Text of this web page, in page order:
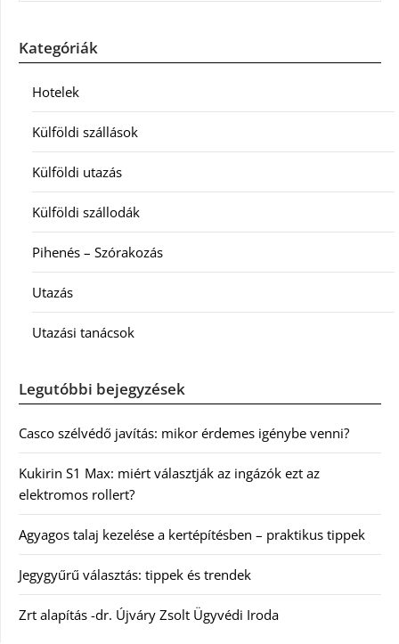
Kategóriák
Hotelek
Külföldi szállások
Külföldi utazás
Külföldi szállodák
Pihenés – Szórakozás
Utazás
Utazási tanácsok
Legutóbbi bejegyzések
Casco szélvédő javítás: mikor érdemes igénybe venni?
Kukirin S1 Max: miért választják az ingázók ezt az
elektromos rollert?
Agyagos talaj kezelése a kertépítésben – praktikus tippek
Jegygyűrű választás: tippek és trendek
Zrt alapítás -dr. Újváry Zsolt Ügyvédi Iroda